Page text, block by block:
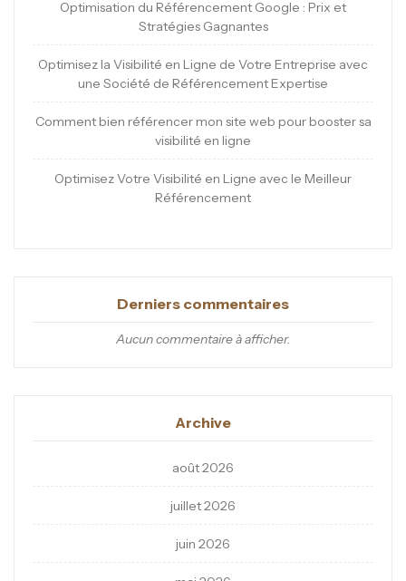
Optimisation du Référencement Google : Prix et
Stratégies Gagnantes
Optimisez la Visibilité en Ligne de Votre Entreprise avec
une Société de Référencement Expertise
Comment bien référencer mon site web pour booster sa
visibilité en ligne
Optimisez Votre Visibilité en Ligne avec le Meilleur
Référencement
Derniers commentaires
Aucun commentaire à afficher.
Archive
août 2026
juillet 2026
juin 2026